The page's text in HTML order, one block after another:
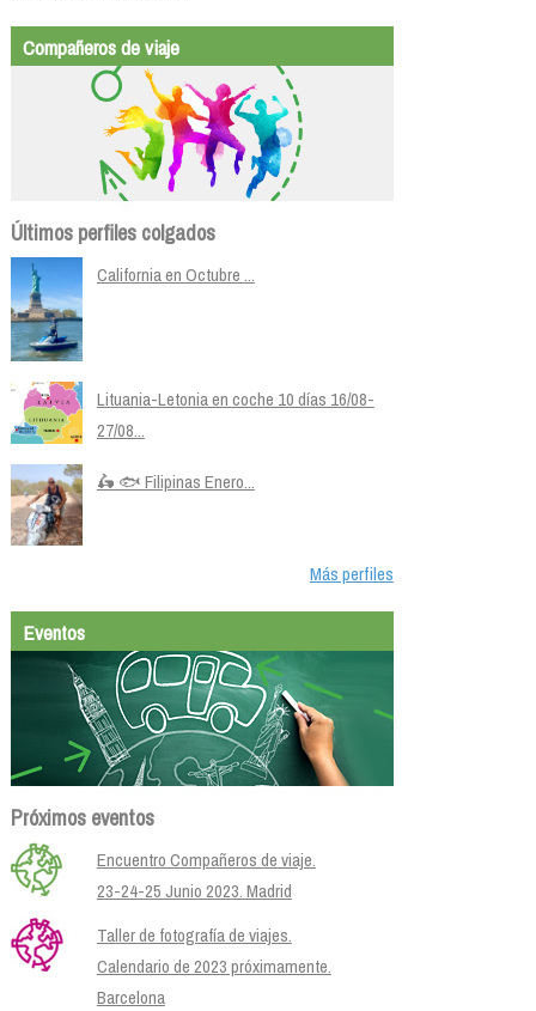
Compañeros de viaje
Últimos perfiles colgados
California en Octubre ...
Lituania-Letonia en coche 10 días 16/08-
27/08...
🛵 🐟 Filipinas Enero...
Más perfiles
Eventos
Próximos eventos
Encuentro Compañeros de viaje.
23-24-25 Junio 2023. Madrid
Taller de fotografía de viajes.
Calendario de 2023 próximamente.
Barcelona